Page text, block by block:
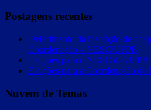
Postagens recentes
Deferimento da inscrição de
Coordenação – NESC/UFPB
Eleições para o NESC da UFPB.
Eleições para a Coordenação do
Nuvem de Temas